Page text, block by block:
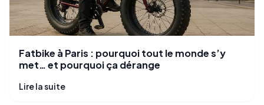
Fatbike à Paris : pourquoi tout le monde s’y
met… et pourquoi ça dérange
Lire la suite